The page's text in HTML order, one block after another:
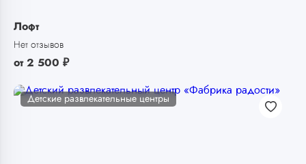
Лофт
Нет отзывов
от 2 500 ₽
Детские развлекательные центры